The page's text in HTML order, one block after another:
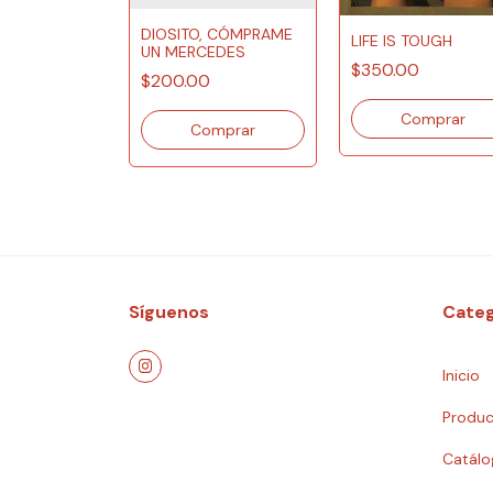
DIOSITO, CÓMPRAME
UN MERCEDES
$200.00
LIFE IS TOUGH
$350.00
Síguenos
Inicio